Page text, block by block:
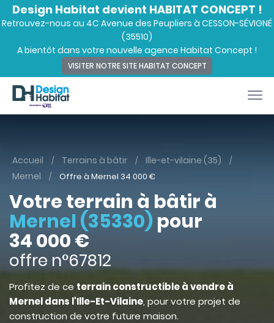
Design Habitat devient HABITAT CONCEPT !
Retrouvez-nous au 4C Avenue des Peupliers à CESSON-SÉVIGNÉ
(35510)
A bientôt dans votre nouvelle agence Habitat Concept !
VISITER NOTRE SITE HABITAT CONCEPT
Accueil Terrains à bâtir
Ille-et-vilaine (35)
Mernel
Offre à Mernel 34 000 €
Votre terrain à bâtir à
Mernel (35330)pour
34 000 €
offre n°67812
Profitez de ce terrain constructible à vendre à
Mernel dans l'Ille-Et-Vilaine, pour votre projet de
construction de votre future maison.